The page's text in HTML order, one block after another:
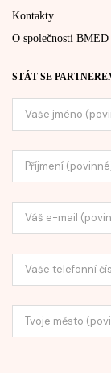
Kontakty
O společnosti BMED
STÁT SE